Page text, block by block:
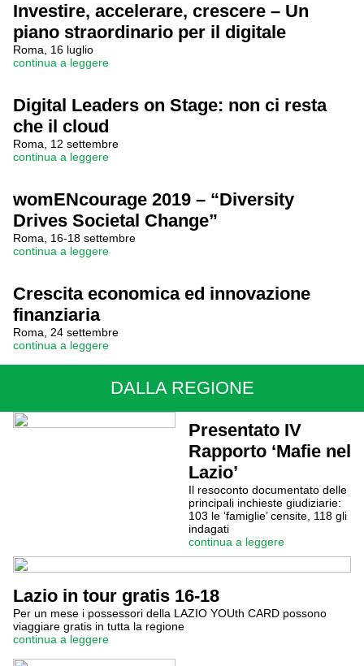
Investire, accelerare, crescere – Un
piano straordinario per il digitale
Roma, 16 luglio
continua a leggere
Digital Leaders on Stage: non ci resta
che il cloud
Roma, 12 settembre
continua a leggere
womENcourage 2019 – “Diversity
Drives Societal Change”
Roma, 16-18 settembre
continua a leggere
Crescita economica ed innovazione
finanziaria
Roma, 24 settembre
continua a leggere
DALLA REGIONE
Presentato IV
Rapporto ‘Mafie nel
Lazio’
Il resoconto documentato delle
principali inchieste giudiziarie:
103 le ‘famiglie’ censite, 118 gli
indagati
continua a leggere
Lazio in tour gratis 16-18
Per un mese i possessori della LAZIO YOUth CARD possono
viaggiare gratis in tutta la regione
continua a leggere